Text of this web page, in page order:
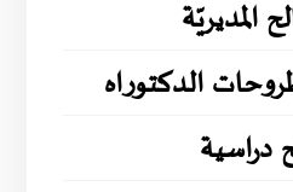
المديريّة
الدكتوراه
دراسية